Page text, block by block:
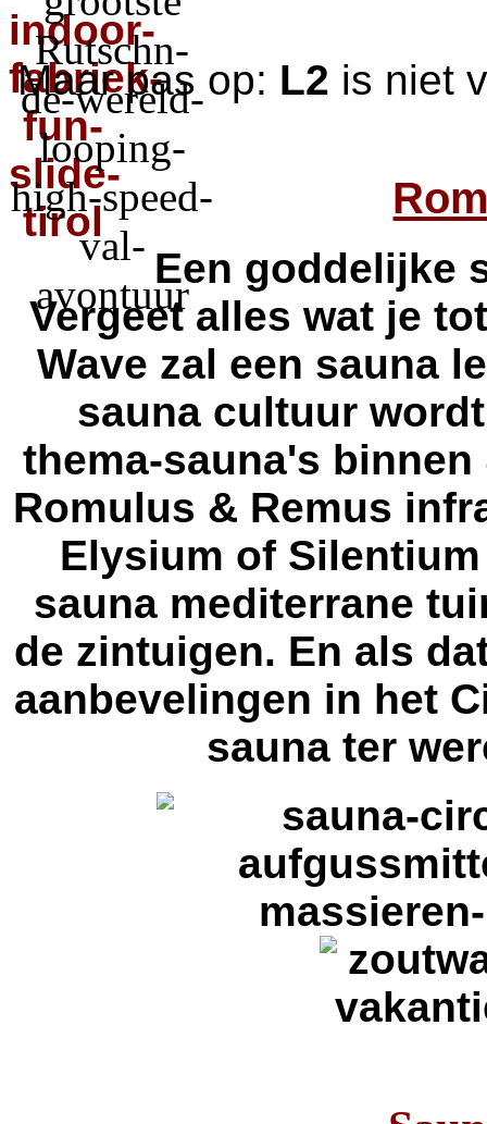
Maar pas op: L2 is niet
Een goddelijke
Vergeet alles wat je
Wave zal een sauna
sauna cultuur
thema-sauna's
Romulus & Remus
Elysium of Silentium
sauna mediterrane
de zintuigen. En als
aanbevelingen in het
sauna ter